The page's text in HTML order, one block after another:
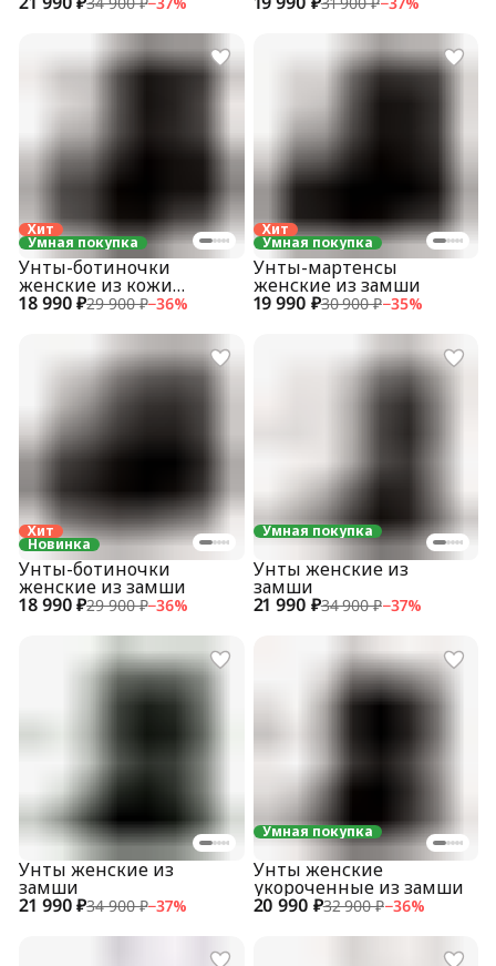
Хит
Умная покупка
18 990 ₽29 900 ₽−36%
Унты-ботиночки
женские из кожи
теленка
Хит
Умная покупка
19 990 ₽30 900 ₽−35%
Унты-мартенсы
женские из замши
Хит
Новинка
18 990 ₽29 900 ₽−36%
Унты-ботиночки
женские из замши
Умная покупка
21 990 ₽34 900 ₽−37%
Унты женские из
замши
21 990 ₽34 900 ₽−37%
Унты женские из
замши
Умная покупка
20 990 ₽32 900 ₽−36%
Унты женские
укороченные из замши